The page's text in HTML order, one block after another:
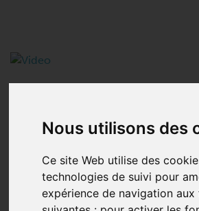
Nous utilisons des
Ce site Web utilise des
technologies de suivi pour
expérience de navigation aux
LATÉRAL
ÉTAGE SIMPLE ET
Les soufflantes à canal latéral sont
de l’air d’aspiration ou de souffle